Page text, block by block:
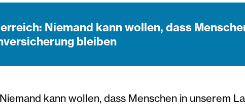
Niemand kann wollen, dass
bleiben
kann wollen, dass Menschen in unserem